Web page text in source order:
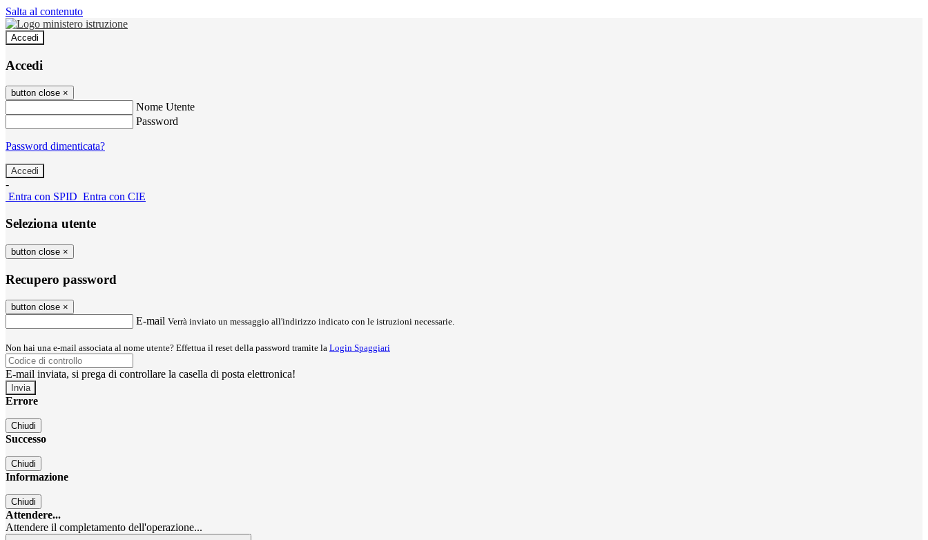
Salta al contenuto
Accedi
Accedi
button close ×
Nome Utente
Password
Password dimenticata?
-
Entra con SPID Entra con CIE
Seleziona utente
button close ×
Recupero password
button close ×
E-mail Verrà inviato un messaggio all'indirizzo indicato con le istruzioni necessarie.
Non hai una e-mail associata al nome utente? Effettua il reset della password tramite la Login Spaggiari
E-mail inviata, si prega di controllare la casella di posta elettronica!
Errore
Chiudi
Successo
Chiudi
Informazione
Chiudi
Attendere...
Attendere il completamento dell'operazione...